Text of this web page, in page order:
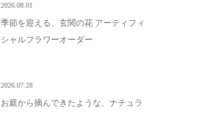
2026.08.01
季節を迎える、玄関の花 アーティフィ
シャルフラワーオーダー
2026.07.28
お庭から摘んできたような、ナチュラ